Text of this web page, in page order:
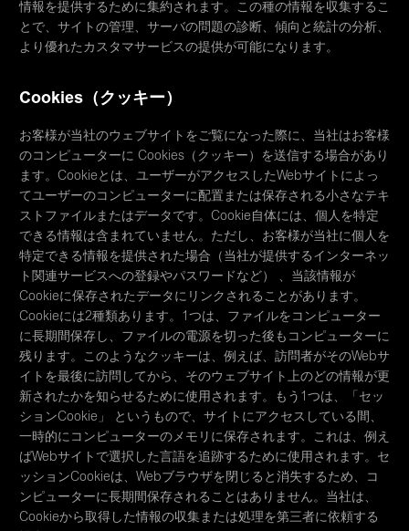
情報を提供するために集約されます。この種の情報を収集するこ
とで、サイトの管理、サーバの問題の診断、傾向と統計の分析、
より優れたカスタマサービスの提供が可能になります。
Cookies（クッキー）
お客様が当社のウェブサイトをご覧になった際に、当社はお客様
のコンピューターに Cookies（クッキー）を送信する場合があり
ます。Cookieとは、ユーザーがアクセスしたWebサイトによっ
てユーザーのコンピューターに配置または保存される小さなテキ
ストファイルまたはデータです。Cookie自体には、個人を特定
できる情報は含まれていません。ただし、お客様が当社に個人を
特定できる情報を提供された場合（当社が提供するインターネッ
ト関連サービスへの登録やパスワードなど） 、当該情報が
Cookieに保存されたデータにリンクされることがあります。
Cookieには2種類あります。1つは、ファイルをコンピューター
に長期間保存し、ファイルの電源を切った後もコンピューターに
残ります。このようなクッキーは、例えば、訪問者がそのWebサ
イトを最後に訪問してから、そのウェブサイト上のどの情報が更
新されたかを知らせるために使用されます。もう1つは、「セッ
ションCookie」 というもので、サイトにアクセスしている間、
一時的にコンピューターのメモリに保存されます。これは、例え
ばWebサイトで選択した言語を追跡するために使用されます。セ
ッションCookieは、Webブラウザを閉じると消失するため、コ
ンピューターに長期間保存されることはありません。当社は、
Cookieから取得した情報の収集または処理を第三者に依頼する